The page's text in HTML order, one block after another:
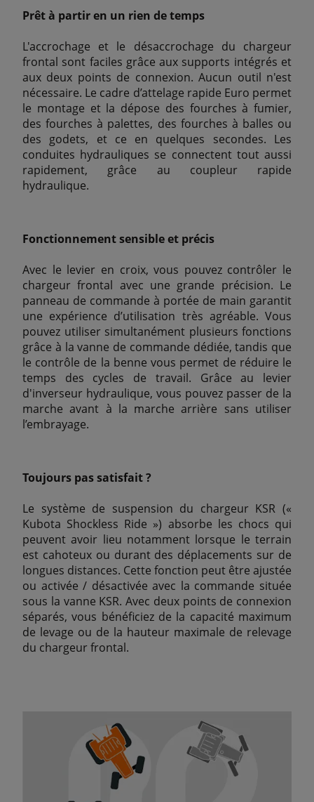
Prêt à partir en un rien de temps
L'accrochage et le désaccrochage du chargeur
frontal sont faciles grâce aux supports intégrés et
aux deux points de connexion. Aucun outil n'est
nécessaire. Le cadre d’attelage rapide Euro permet
le montage et la dépose des fourches à fumier,
des fourches à palettes, des fourches à balles ou
des godets, et ce en quelques secondes. Les
conduites hydrauliques se connectent tout aussi
rapidement, grâce au coupleur rapide
hydraulique.
Fonctionnement sensible et précis
Avec le levier en croix, vous pouvez contrôler le
chargeur frontal avec une grande précision. Le
panneau de commande à portée de main garantit
une expérience d’utilisation très agréable. Vous
pouvez utiliser simultanément plusieurs fonctions
grâce à la vanne de commande dédiée, tandis que
le contrôle de la benne vous permet de réduire le
temps des cycles de travail. Grâce au levier
d'inverseur hydraulique, vous pouvez passer de la
marche avant à la marche arrière sans utiliser
l’embrayage.
Toujours pas satisfait ?
Le système de suspension du chargeur KSR («
Kubota Shockless Ride ») absorbe les chocs qui
peuvent avoir lieu notamment lorsque le terrain
est cahoteux ou durant des déplacements sur de
longues distances. Cette fonction peut être ajustée
ou activée / désactivée avec la commande située
sous la vanne KSR. Avec deux points de connexion
séparés, vous bénéficiez de la capacité maximum
de levage ou de la hauteur maximale de relevage
du chargeur frontal.